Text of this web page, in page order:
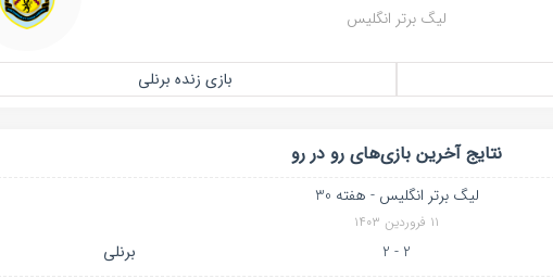
لیگ برتر انگلیس
بازی زنده برنلی
نتایج آخرین بازی‌های رو در رو
لیگ برتر انگلیس - هفته 30
۱۱ فروردین ۱۴۰۳
2 - 2 برنلی